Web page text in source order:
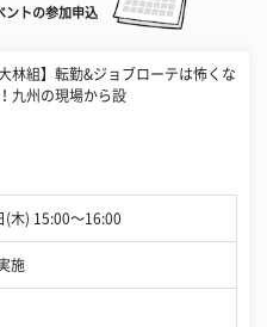
ントの参加申込
大林組】転勤&ジョブローテは怖くな
九州の現場から設
(木) 15:00〜16:00
施